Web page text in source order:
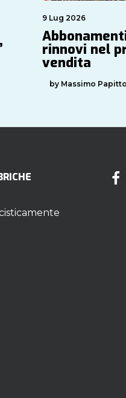
9 Lug 2026
rinnovi nel
vendita
by Massimo Papitto